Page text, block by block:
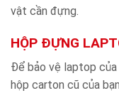
vật cần đựng.
HỘP ĐỰNG
Để bảo vệ laptop
hộp carton cũ của